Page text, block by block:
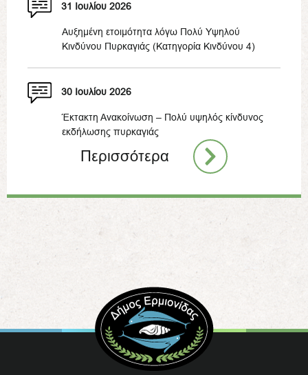
31 Ιουλίου 2026
Αυξημένη ετοιμότητα λόγω Πολύ Υψηλού
Κινδύνου Πυρκαγιάς (Κατηγορία Κινδύνου 4)
30 Ιουλίου 2026
Έκτακτη Ανακοίνωση – Πολύ υψηλός κίνδυνος
εκδήλωσης πυρκαγιάς
Περισσότερα